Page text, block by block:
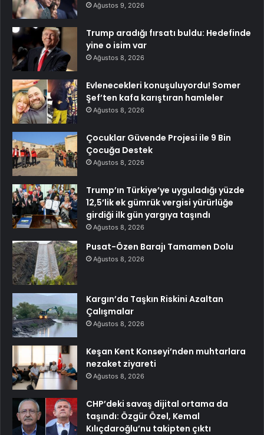
Ağustos 9, 2026
Trump aradığı fırsatı buldu: Hedefinde
yine o isim var
Ağustos 8, 2026
Evlenecekleri konuşuluyordu! Somer
Şef’ten kafa karıştıran hamleler
Ağustos 8, 2026
Çocuklar Güvende Projesi ile 9 Bin
Çocuğa Destek
Ağustos 8, 2026
Trump’ın Türkiye’ye uyguladığı yüzde
12,5’lik ek gümrük vergisi yürürlüğe
girdiği ilk gün yargıya taşındı
Ağustos 8, 2026
Pusat-Özen Barajı Tamamen Dolu
Ağustos 8, 2026
Kargın’da Taşkın Riskini Azaltan
Çalışmalar
Ağustos 8, 2026
Keşan Kent Konseyi’nden muhtarlara
nezaket ziyareti
Ağustos 8, 2026
CHP’deki savaş dijital ortama da
taşındı: Özgür Özel, Kemal
Kılıçdaroğlu’nu takipten çıktı